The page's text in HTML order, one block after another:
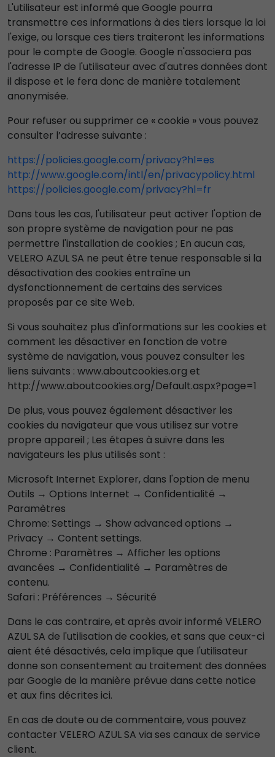
L'utilisateur est informé que Google pourra
transmettre ces informations à des tiers lorsque la loi
l'exige, ou lorsque ces tiers traiteront les informations
pour le compte de Google. Google n'associera pas
l'adresse IP de l'utilisateur avec d'autres données dont
il dispose et le fera donc de manière totalement
anonymisée.
Pour refuser ou supprimer ce « cookie » vous pouvez
consulter l’adresse suivante :
https://policies.google.com/privacy?hl=es
http://www.google.com/intl/en/privacypolicy.html
https://policies.google.com/privacy?hl=fr
Dans tous les cas, l'utilisateur peut activer l'option de
son propre système de navigation pour ne pas
permettre l'installation de cookies ; En aucun cas,
VELERO AZUL SA ne peut être tenue responsable si la
désactivation des cookies entraîne un
dysfonctionnement de certains des services
proposés par ce site Web.
Si vous souhaitez plus d'informations sur les cookies et
comment les désactiver en fonction de votre
système de navigation, vous pouvez consulter les
liens suivants : www.aboutcookies.org et
http://www.aboutcookies.org/Default.aspx?page=1
De plus, vous pouvez également désactiver les
cookies du navigateur que vous utilisez sur votre
propre appareil ; Les étapes à suivre dans les
navigateurs les plus utilisés sont :
Microsoft Internet Explorer, dans l'option de menu
Outils → Options Internet → Confidentialité →
Paramètres
Chrome: Settings → Show advanced options →
Privacy → Content settings.
Chrome : Paramètres → Afficher les options
avancées → Confidentialité → Paramètres de
contenu.
Safari : Préférences → Sécurité
Dans le cas contraire, et après avoir informé VELERO
AZUL SA de l'utilisation de cookies, et sans que ceux-ci
aient été désactivés, cela implique que l'utilisateur
donne son consentement au traitement des données
par Google de la manière prévue dans cette notice
et aux fins décrites ici.
En cas de doute ou de commentaire, vous pouvez
contacter VELERO AZUL SA via ses canaux de service
client.